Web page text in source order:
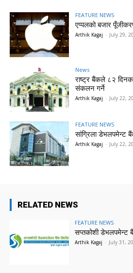
FEATURE NEWS
एप्पलको बजार
Arthik Kagaj - July 29,
News
राष्ट्र बैंकले ८२
संकलन गर्ने
Arthik Kagaj - July 22,
FEATURE NEWS
सांग्रिला डेभलपमेन्ट
Arthik Kagaj - July 22,
RELATED NEWS
FEATURE NEWS
सप्तकोशी डेभलपमेन्ट
Arthik Kagaj - July 31,